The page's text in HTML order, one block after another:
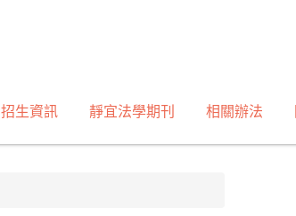
招生資訊 靜宜法學期刊 相關辦法